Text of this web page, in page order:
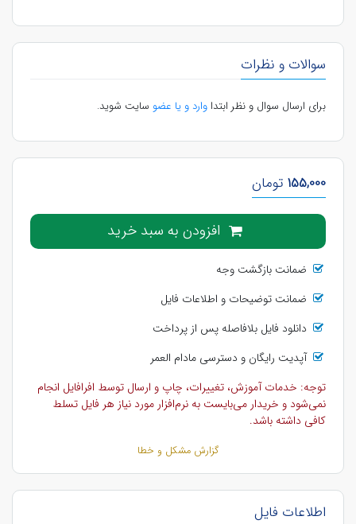
سوالات و نظرات
برای ارسال سوال و نظر ابتداوارد و یا عضو سایت شوید.
155,000 تومان
افزودن به سبد خرید
ضمانت بازگشت وجه
ضمانت توضیحات و اطلاعات فایل
دانلود فایل بلافاصله پس از پرداخت
آپدیت رایگان و دسترسی مادام العمر
توجه: خدمات آموزش، تغییرات، چاپ و ارسال توسط افرافایل انجام
نمی‌شود و خریدار می‌بایست به نرم‌افزار مورد نیاز هر فایل تسلط
کافی داشته باشد.
گزارش مشکل و خطا
اطلاعات فایل